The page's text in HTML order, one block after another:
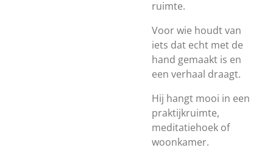
ruimte.
Voor wie houdt van
iets dat echt met de
hand gemaakt is en
een verhaal draagt.
Hij hangt mooi in een
praktijkruimte,
meditatiehoek of
woonkamer.